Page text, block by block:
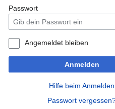
Passwort
Angemeldet bleiben
Anmelden
Hilfe beim Anmelden
Passwort